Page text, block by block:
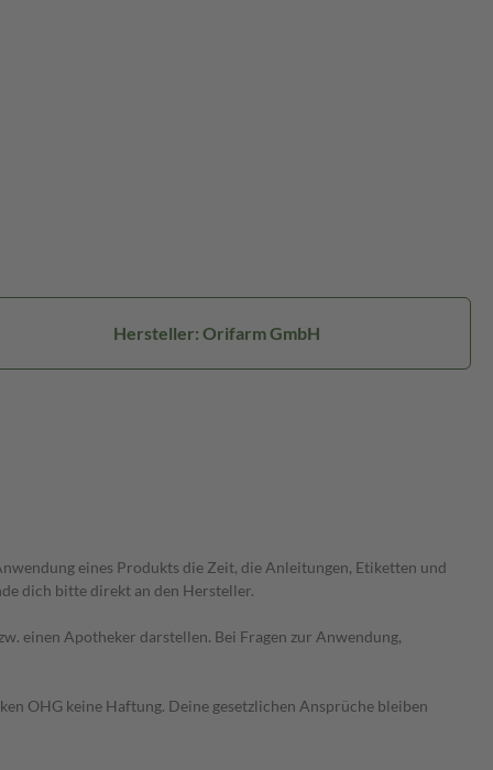
Hersteller: Orifarm GmbH
eines Produkts die Zeit, die Anleitungen, Etiketten und
dich bitte direkt an den Hersteller.
einen Apotheker darstellen. Bei Fragen zur Anwendung,
OHG keine Haftung. Deine gesetzlichen Ansprüche bleiben